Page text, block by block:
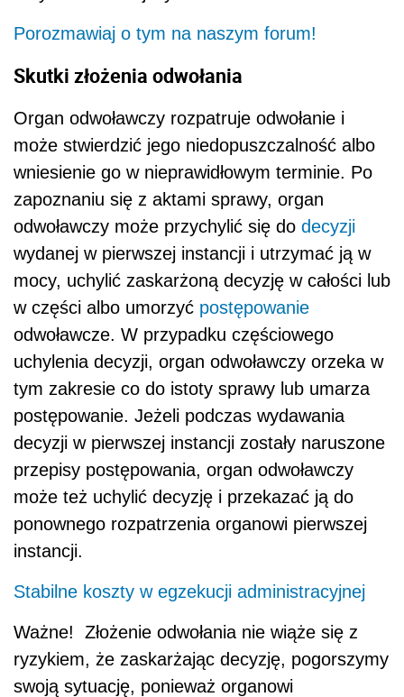
Porozmawiaj o tym na naszym forum!
Skutki złożenia odwołania
Organ odwoławczy rozpatruje odwołanie i
może stwierdzić jego niedopuszczalność albo
wniesienie go w nieprawidłowym terminie. Po
zapoznaniu się z aktami sprawy, organ
odwoławczy może przychylić się do decyzji
wydanej w pierwszej instancji i utrzymać ją w
mocy, uchylić zaskarżoną decyzję w całości lub
w części albo umorzyć postępowanie
odwoławcze. W przypadku częściowego
uchylenia decyzji, organ odwoławczy orzeka w
tym zakresie co do istoty sprawy lub umarza
postępowanie. Jeżeli podczas wydawania
decyzji w pierwszej instancji zostały naruszone
przepisy postępowania, organ odwoławczy
może też uchylić decyzję i przekazać ją do
ponownego rozpatrzenia organowi pierwszej
instancji.
Stabilne koszty w egzekucji administracyjnej
Ważne! Złożenie odwołania nie wiąże się z
ryzykiem, że zaskarżając decyzję, pogorszymy
swoją sytuację, ponieważ organowi